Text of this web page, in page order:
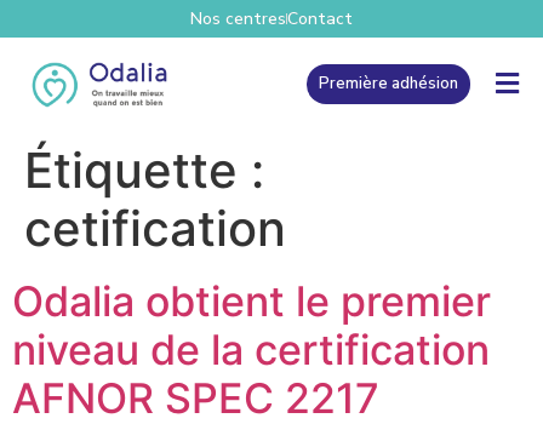
Nos centresContact
Première adhésion
Étiquette :
cetification
Odalia obtient le premier
niveau de la certification
AFNOR SPEC 2217